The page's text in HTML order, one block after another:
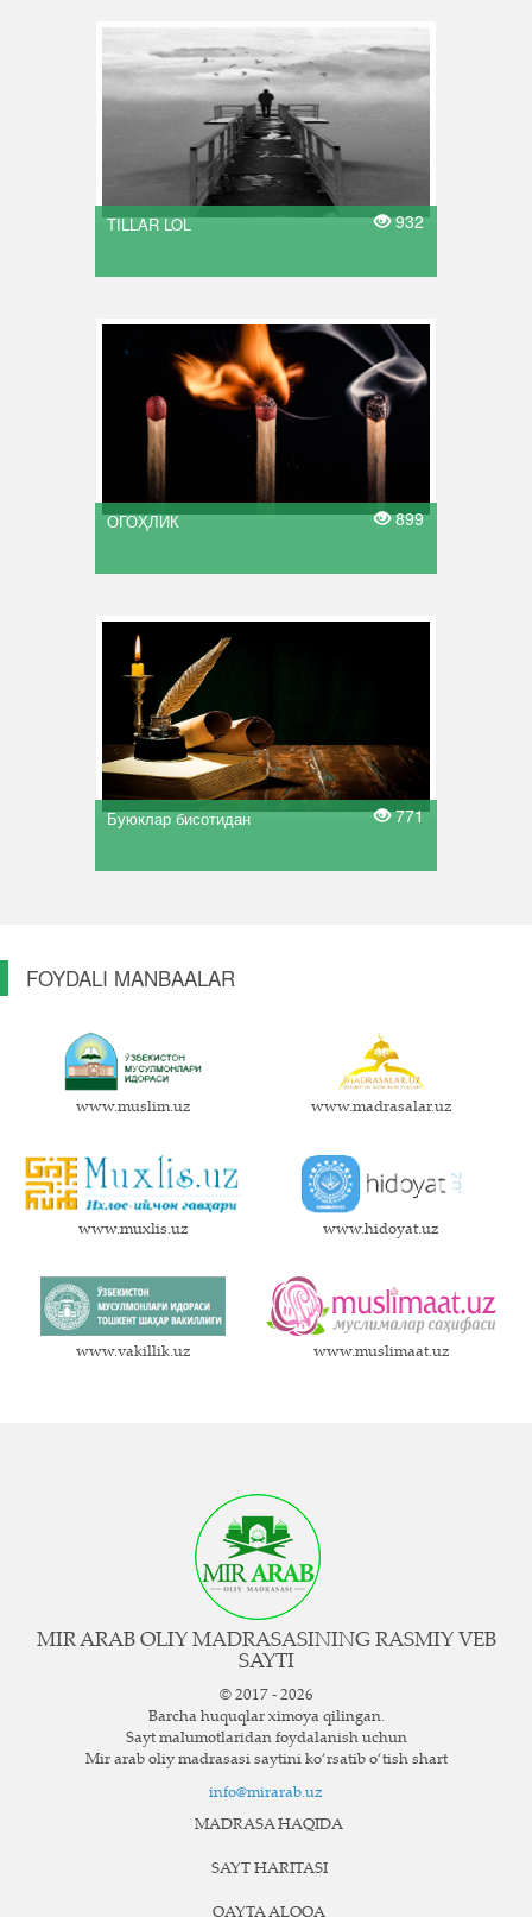
TILLAR LOL 932
ОГОҲЛИК 899
Буюклар бисотидан 771
FOYDALI MANBAALAR
www.muslim.uz www.madrasalar.uz
www.muxlis.uz www.hidoyat.uz
www.vakillik.uz www.muslimaat.uz
MIR ARAB OLIY MADRASASINING RASMIY VEB
SAYTI
© 2017 - 2026
Barcha huquqlar ximoya qilingan.
Sayt ma`lumotlaridan foydalanish uchun
Mir arab oliy madrasasi saytini ko‘rsatib o‘tish shart
info@mirarab.uz
MADRASA HAQIDA
SAYT HARITASI
QAYTA ALOQA